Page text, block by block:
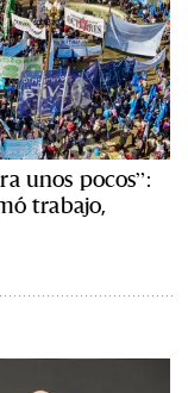
unos pocos”:
trabajo,